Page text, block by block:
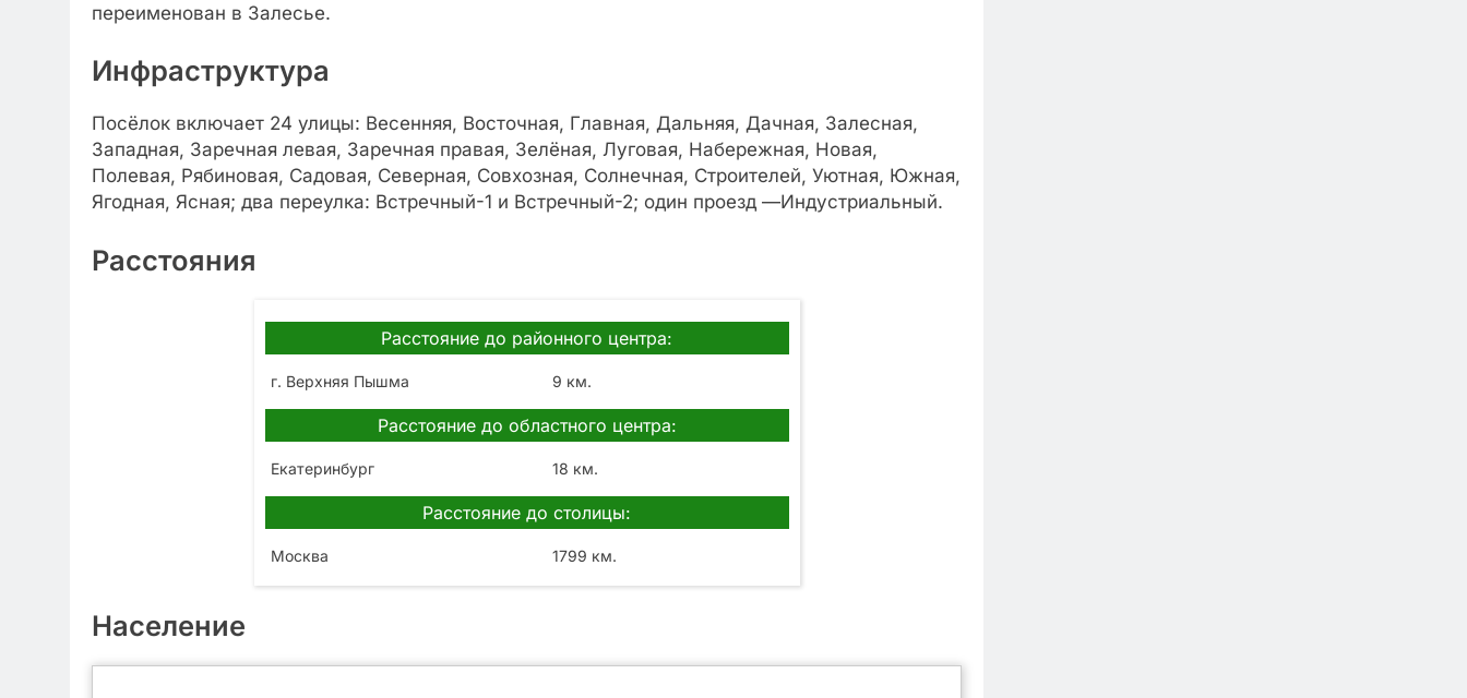
переименован в Залесье.
Инфраструктура
Посёлок включает 24 улицы: Весенняя, Восточная, Главная, Дальняя, Дачная, Залесная,
Западная, Заречная левая, Заречная правая, Зелёная, Луговая, Набережная, Новая,
Полевая, Рябиновая, Садовая, Северная, Совхозная, Солнечная, Строителей, Уютная, Южная,
Ягодная, Ясная; два переулка: Встречный-1 и Встречный-2; один проезд —Индустриальный.
Расстояния
Расстояние до районного центра:
г. Верхняя Пышма 9 км.
Расстояние до областного центра:
Екатеринбург 18 км.
Расстояние до столицы:
Москва 1799 км.
Население